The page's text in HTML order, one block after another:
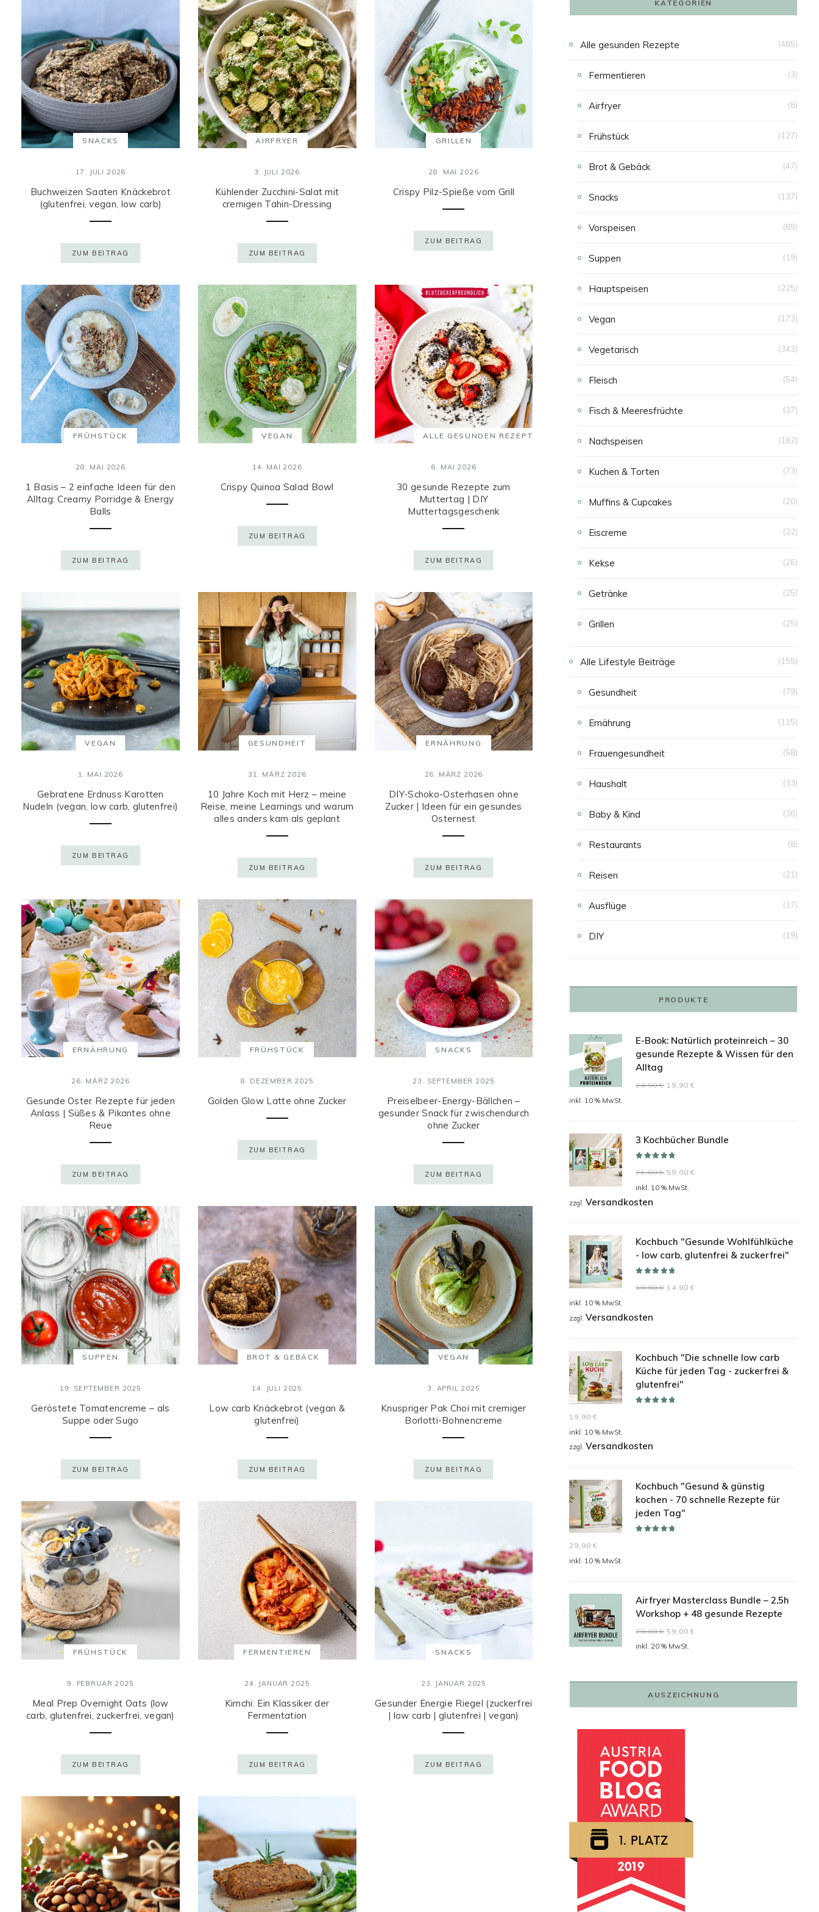
SNACKS
17. JULI 2026
Buchweizen Saaten Knäckebrot
(glutenfrei, vegan, low carb)
ZUM BEITRAG
AIRFRYER
3. JULI 2026
Kühlender Zucchini-Salat mit
cremigen Tahin-Dressing
ZUM BEITRAG
GRILLEN
28. MAI 2026
Crispy Pilz-Spieße vom Grill
ZUM BEITRAG
FRÜHSTÜCK
28. MAI 2026
1 Basis – 2 einfache Ideen für den
Alltag: Creamy Porridge & Energy
Balls
ZUM BEITRAG
VEGAN
14. MAI 2026
Crispy Quinoa Salad Bowl
ZUM BEITRAG
ALLE GESUNDEN REZEPTE
6. MAI 2026
30 gesunde Rezepte zum
Muttertag | DIY
Muttertagsgeschenk
ZUM BEITRAG
VEGAN
1. MAI 2026
Gebratene Erdnuss Karotten
Nudeln (vegan, low carb, glutenfrei)
ZUM BEITRAG
GESUNDHEIT
31. MÄRZ 2026
10 Jahre Koch mit Herz – meine
Reise, meine Learnings und warum
alles anders kam als geplant
ZUM BEITRAG
ERNÄHRUNG
26. MÄRZ 2026
DIY-Schoko-Osterhasen ohne
Zucker | Ideen für ein gesundes
Osternest
ZUM BEITRAG
ERNÄHRUNG
26. MÄRZ 2026
Gesunde Oster Rezepte für jeden
Anlass | Süßes & Pikantes ohne
Reue
ZUM BEITRAG
FRÜHSTÜCK
8. DEZEMBER 2025
Golden Glow Latte ohne Zucker
ZUM BEITRAG
SNACKS
23. SEPTEMBER 2025
Preiselbeer-Energy-Bällchen –
gesunder Snack für zwischendurch
ohne Zucker
ZUM BEITRAG
SUPPEN
19. SEPTEMBER 2025
Geröstete Tomatencreme – als
Suppe oder Sugo
ZUM BEITRAG
BROT & GEBÄCK
14. JULI 2025
Low carb Knäckebrot (vegan &
glutenfrei)
ZUM BEITRAG
VEGAN
3. APRIL 2025
Knuspriger Pak Choi mit cremiger
Borlotti-Bohnencreme
ZUM BEITRAG
FRÜHSTÜCK
9. FEBRUAR 2025
Meal Prep Overnight Oats (low
carb, glutenfrei, zuckerfrei, vegan)
ZUM BEITRAG
FERMENTIEREN
24. JANUAR 2025
Kimchi: Ein Klassiker der
Fermentation
ZUM BEITRAG
SNACKS
23. JANUAR 2025
Gesunder Energie Riegel (zuckerfrei
| low carb | glutenfrei | vegan)
ZUM BEITRAG
KATEGORIEN
Alle gesunden Rezepte (485)
Fermentieren (3)
Airfryer (8)
Frühstück (127)
Brot & Gebäck (47)
Snacks (137)
Vorspeisen (89)
Suppen (19)
Hauptspeisen (225)
Vegan (173)
Vegetarisch (343)
Fleisch (54)
Fisch & Meeresfrüchte (37)
Nachspeisen (182)
Kuchen & Torten (73)
Muffins & Cupcakes (20)
Eiscreme (22)
Kekse (26)
Getränke (25)
Grillen (25)
Alle Lifestyle Beiträge (155)
Gesundheit (79)
Ernährung (115)
Frauengesundheit (58)
Haushalt (33)
Baby & Kind (30)
Restaurants (8)
Reisen (21)
Ausflüge (17)
DIY (19)
PRODUKTE
E-Book: Natürlich proteinreich – 30
gesunde Rezepte & Wissen für den
Alltag
24,90€ Ursprünglicher
19,90€
inkl. 10 % MwSt.
3 Kochbücher Bundle
5.00von 5
71,00€ Ursprünglicher
Preis
59,00€
inkl. 10 % MwSt.
zzgl.Versandkosten
Kochbuch "Gesunde Wohlfühlküche
- low carb, glutenfrei & zuckerfrei"
5.00von 5
19,90€ Ursprünglicher
14,90€
inkl. 10 % MwSt.
zzgl. Versandkosten
Kochbuch "Die schnelle low carb
Küche für jeden Tag - zuckerfrei &
glutenfrei"
19,90€
inkl. 10 % MwSt.
zzgl. Versandkosten
Kochbuch "Gesund & günstig
kochen - 70 schnelle Rezepte für
jeden Tag"
29,90€
inkl. 10 % MwSt.
Airfryer Masterclass Bundle – 2,5h
Workshop + 48 gesunde Rezepte
79,00€ Ursprünglicher
Preis
59,00€
inkl. 20 % MwSt.
AUSZEICHNUNG